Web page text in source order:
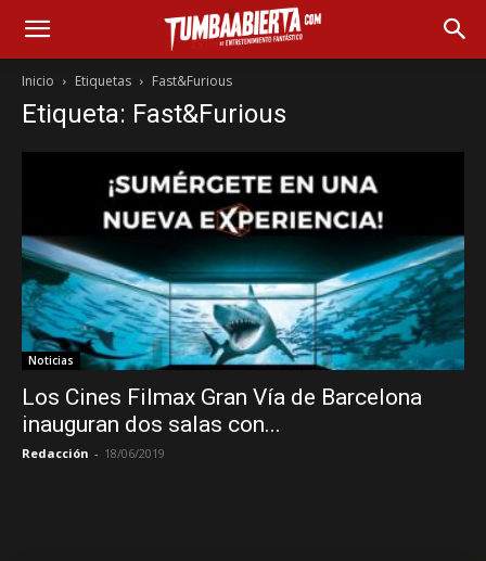
Inicio Etiquetas Fast&Furious
Etiqueta: Fast&Furious
Noticias
Los Cines Filmax Gran Vía de Barcelona
inauguran dos salas con...
Redacción - 18/06/2019